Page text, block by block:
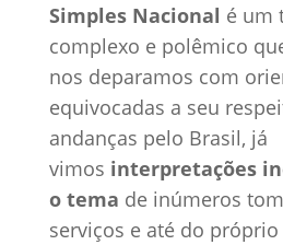
Simples Nacional é um
complexo e polêmico
nos deparamos com
equivocadas a seu
andanças pelo Brasil, já
vimos interpretações
o tema de inúmeros
serviços e até do